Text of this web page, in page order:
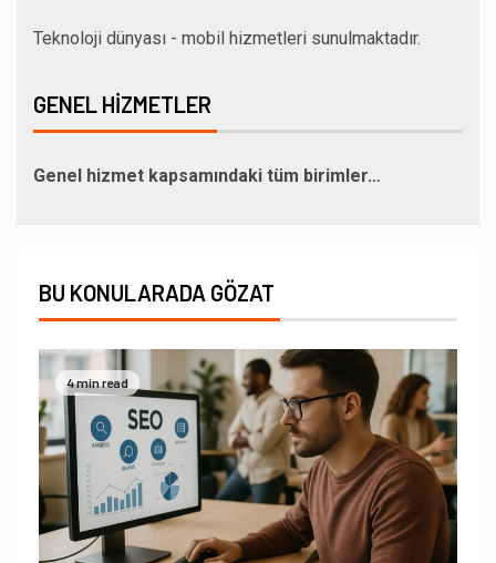
Teknoloji dünyası - mobil hizmetleri sunulmaktadır.
GENEL HIZMETLER
Genel hizmet kapsamındaki tüm birimler…
BU KONULARADA GÖZAT
4 min read